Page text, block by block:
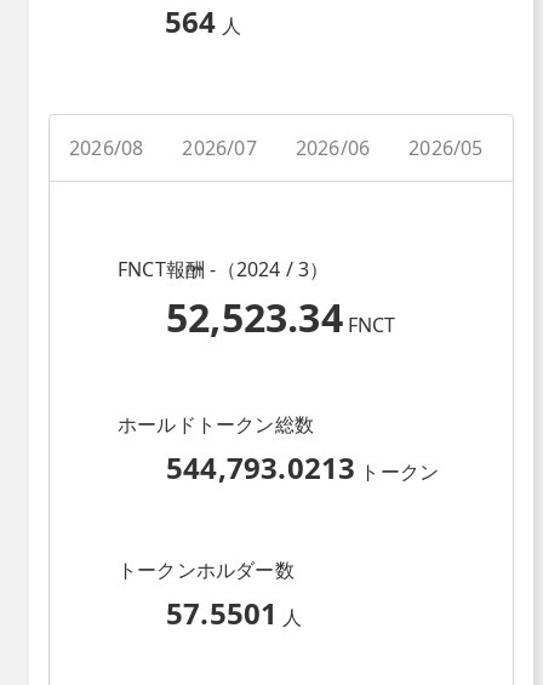
564 人
2026/08 2026/07 2026/06 2026/05
FNCT報酬 -（2024 / 3）
52,523.34 FNCT
ホールドトークン総数
544,793.0213 トークン
トークンホルダー数
57.5501 人